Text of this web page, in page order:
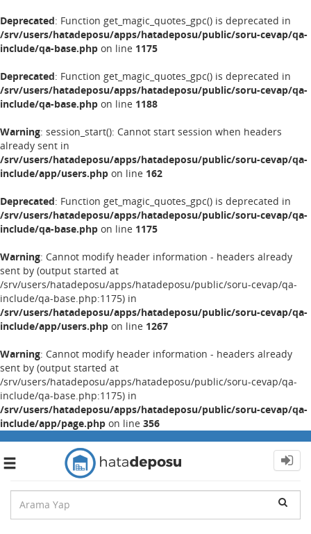
Deprecated: Function get_magic_quotes_gpc() is deprecated in
/srv/users/hatadeposu/apps/hatadeposu/public/soru-cevap/qa-
include/qa-base.php on line 1175
Deprecated: Function get_magic_quotes_gpc() is deprecated in
/srv/users/hatadeposu/apps/hatadeposu/public/soru-cevap/qa-
include/qa-base.php on line 1188
Warning: session_start(): Cannot start session when headers
already sent in
/srv/users/hatadeposu/apps/hatadeposu/public/soru-cevap/qa-
include/app/users.php on line 162
Deprecated: Function get_magic_quotes_gpc() is deprecated in
/srv/users/hatadeposu/apps/hatadeposu/public/soru-cevap/qa-
include/qa-base.php on line 1175
Warning: Cannot modify header information - headers already
sent by (output started at
/srv/users/hatadeposu/apps/hatadeposu/public/soru-cevap/qa-
include/qa-base.php:1175) in
/srv/users/hatadeposu/apps/hatadeposu/public/soru-cevap/qa-
include/app/users.php on line 1267
Warning: Cannot modify header information - headers already
sent by (output started at
/srv/users/hatadeposu/apps/hatadeposu/public/soru-cevap/qa-
include/qa-base.php:1175) in
/srv/users/hatadeposu/apps/hatadeposu/public/soru-cevap/qa-
include/app/page.php on line 356
Toggle